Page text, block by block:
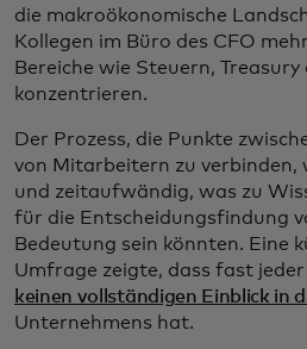
die makroökonomische
Kollegen im Büro des CFO
Bereiche wie Steuern,
konzentrieren.
Der Prozess, die Punkte
von Mitarbeitern zu verbinden,
und zeitaufwändig, was zu
für die Entscheidungsfindung
Bedeutung sein könnten. Eine
Umfrage zeigte, dass fast
keinen vollständigen Einblick in
Unternehmens hat.